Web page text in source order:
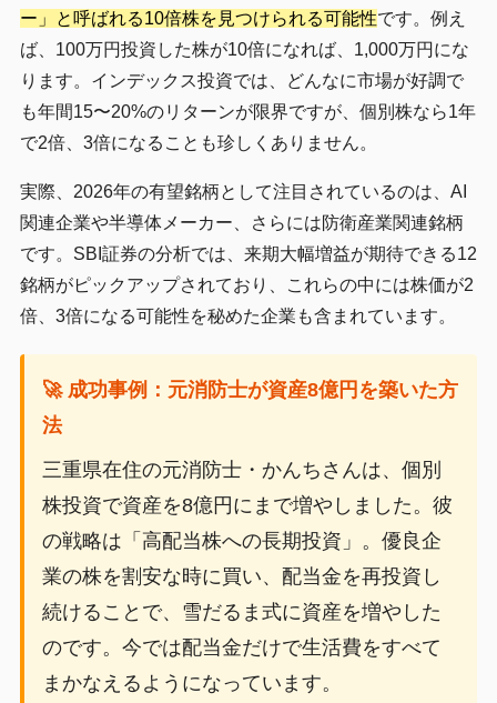
ー」と呼ばれる10倍株を見つけられる可能性です。例え
ば、100万円投資した株が10倍になれば、1,000万円にな
ります。インデックス投資では、どんなに市場が好調で
も年間15〜20%のリターンが限界ですが、個別株なら1年
で2倍、3倍になることも珍しくありません。
実際、2026年の有望銘柄として注目されているのは、AI
関連企業や半導体メーカー、さらには防衛産業関連銘柄
です。SBI証券の分析では、来期大幅増益が期待できる12
銘柄がピックアップされており、これらの中には株価が2
倍、3倍になる可能性を秘めた企業も含まれています。
🚀 成功事例：元消防士が資産8億円を築いた方
法
三重県在住の元消防士・かんちさんは、個別
株投資で資産を8億円にまで増やしました。彼
の戦略は「高配当株への長期投資」。優良企
業の株を割安な時に買い、配当金を再投資し
続けることで、雪だるま式に資産を増やした
のです。今では配当金だけで生活費をすべて
まかなえるようになっています。